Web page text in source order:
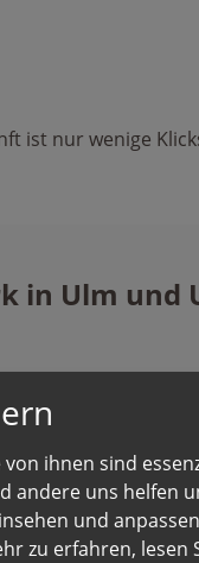
ist nur wenige
ihnen sind
andere uns helfen
und
zu erfahren, lesen